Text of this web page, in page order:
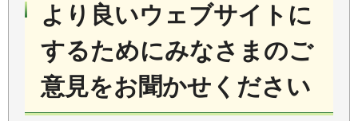
より良いウェブサイトに
するためにみなさまのご
意見をお聞かせください